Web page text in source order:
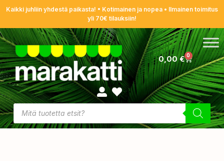
Kaikki juhliin yhdestä paikasta! • Kotimainen ja nopea • Ilmainen toimitus
yli 70€ tilauksiin!
0,00€ 0